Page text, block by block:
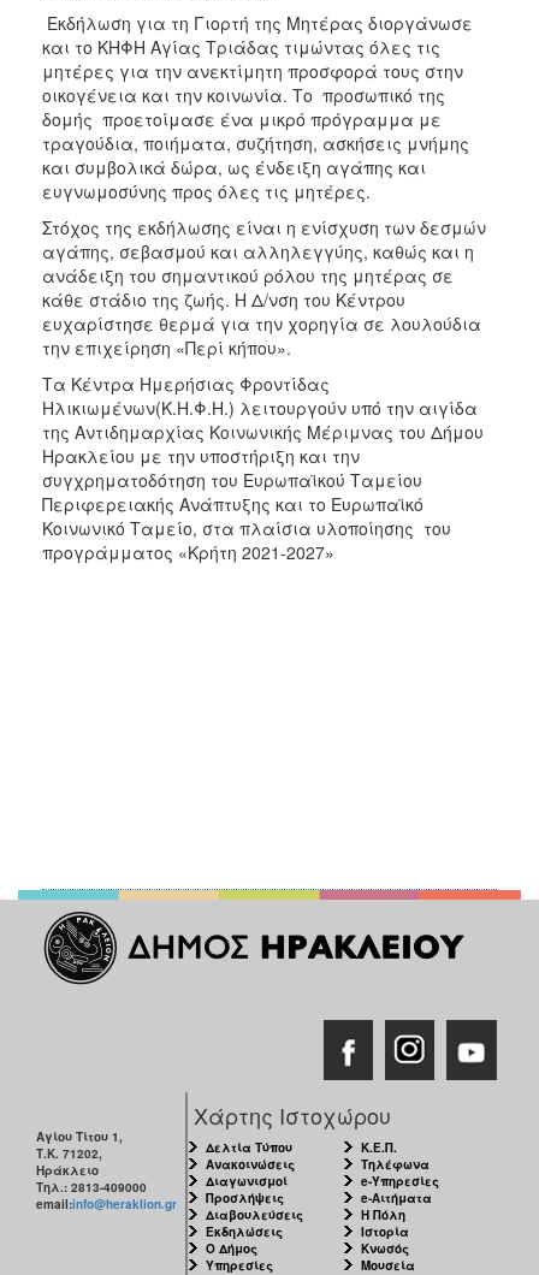
Εκδήλωση για τη Γιορτή της Μητέρας διοργάνωσε
και το ΚΗΦΗ Αγίας Τριάδας τιμώντας όλες τις
μητέρες για την ανεκτίμητη προσφορά τους στην
οικογένεια και την κοινωνία. Το προσωπικό της
δομής προετοίμασε ένα μικρό πρόγραμμα με
τραγούδια, ποιήματα, συζήτηση, ασκήσεις μνήμης
και συμβολικά δώρα, ως ένδειξη αγάπης και
ευγνωμοσύνης προς όλες τις μητέρες.
Στόχος της εκδήλωσης είναι η ενίσχυση των δεσμών
αγάπης, σεβασμού και αλληλεγγύης, καθώς και η
ανάδειξη του σημαντικού ρόλου της μητέρας σε
κάθε στάδιο της ζωής. Η Δ/νση του Κέντρου
ευχαρίστησε θερμά για την χορηγία σε λουλούδια
την επιχείρηση «Περί κήπου».
Τα Κέντρα Ημερήσιας Φροντίδας
Ηλικιωμένων(Κ.Η.Φ.Η.) λειτουργούν υπό την αιγίδα
της Αντιδημαρχίας Κοινωνικής Μέριμνας του Δήμου
Ηρακλείου με την υποστήριξη και την
συγχρηματοδότηση του Ευρωπαϊκού Ταμείου
Περιφερειακής Ανάπτυξης και το Ευρωπαϊκό
Κοινωνικό Ταμείο, στα πλαίσια υλοποίησης του
προγράμματος «Κρήτη 2021-2027»
Αγίου Τίτου 1,
Τ.Κ. 71202,
Ηράκλειο
Τηλ.: 2813-409000
email:info@heraklion.gr
Χάρτης Ιστοχώρου
Δελτία Τύπου
Ανακοινώσεις
Διαγωνισμοί
Προσλήψεις
Διαβουλεύσεις
Εκδηλώσεις
Ο Δήμος
Υπηρεσίες
Κ.Ε.Π.
Τηλέφωνα
e-Υπηρεσίες
e-Αιτήματα
Η Πόλη
Ιστορία
Κνωσός
Μουσεία